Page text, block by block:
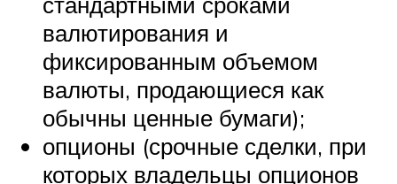
валютирования и
фиксированным объемом
валюты, продающиеся как
обычны ценные бумаги);
опционы (срочные сделки, при
которых владельцы опционов